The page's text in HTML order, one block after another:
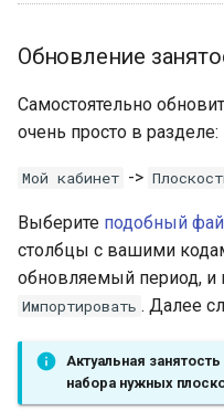
Обновление
Самостоятельно
очень просто в разделе:
Мой кабинет ->
Выберите подобный
столбцы с вашими
обновляемый период, и
Импортировать . Далее
Актуальная
набора нужных